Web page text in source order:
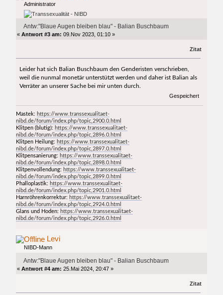
Administrator
Antw:"Blaue Augen bleiben blau" - Balian Buschbaum
«Antwort #3 am: 09.Nov 2023, 01:10 »
Zitat
Leider hat sich Balian Buschbaum den Genderisten verschrieben,
weil die nunmal monetär unterstützt werden und daher ist Balian als
Verräter an unserer Sache bei mir unten durch.
Gespeichert
Mastek: https://www.transsexualitaet-
nibd.de/forum/index.php/topic,2900.0.html
Klitpen (blutig): https://www.transsexualitaet-
nibd.de/forum/index.php/topic,2896.0.html
Klitpen Heilung: https://www.transsexualitaet-
nibd.de/forum/index.php/topic,2897.0.html
Klitpensanierung: https://www.transsexualitaet-
nibd.de/forum/index.php/topic,2898.0.html
Klitpenvollendung: https://www.transsexualitaet-
nibd.de/forum/index.php/topic,2899.0.html
Phalloplastik: https://www.transsexualitaet-
nibd.de/forum/index.php/topic,2901.0.html
Harnröhrenkorrektur: https://www.transsexualitaet-
nibd.de/forum/index.php/topic,2924.0.html
Glans und Hoden: https://www.transsexualitaet-
nibd.de/forum/index.php/topic,2926.0.html
Levi
NIBD-Mann
Antw:"Blaue Augen bleiben blau" - Balian Buschbaum
«Antwort #4 am: 25.Mai 2024, 20:47 »
Zitat